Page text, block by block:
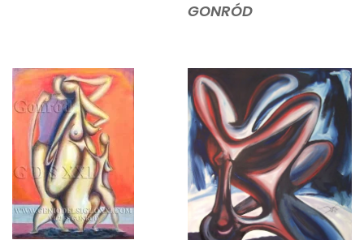
GONRÓD